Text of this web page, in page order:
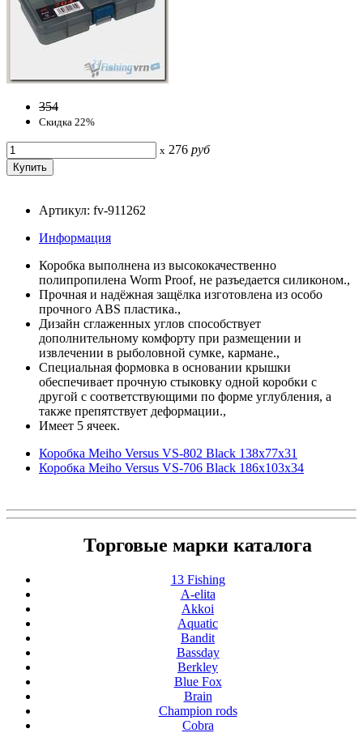
354
Скидка 22%
x 276 руб
Артикул: fv-911262
Информация
Коробка выполнена из высококачественно
полипропилена Worm Proof, не разъедается силиконом.,
Прочная и надёжная защёлка изготовлена из особо
прочного ABS пластика.,
Дизайн сглаженных углов способствует
дополнительному комфорту при размещении и
извлечении в рыболовной сумке, кармане.,
Специальная формовка в основании крышки
обеспечивает прочную стыковку одной коробки с
другой с соответствующими по форме углубления, а
также препятствует деформации.,
Имеет 5 ячеек.
Коробка Meiho Versus VS-802 Black 138x77x31
Коробка Meiho Versus VS-706 Black 186x103x34
Торговые марки каталога
13 Fishing
A-elita
Akkoi
Aquatic
Bandit
Bassday
Berkley
Blue Fox
Brain
Champion rods
Cobra